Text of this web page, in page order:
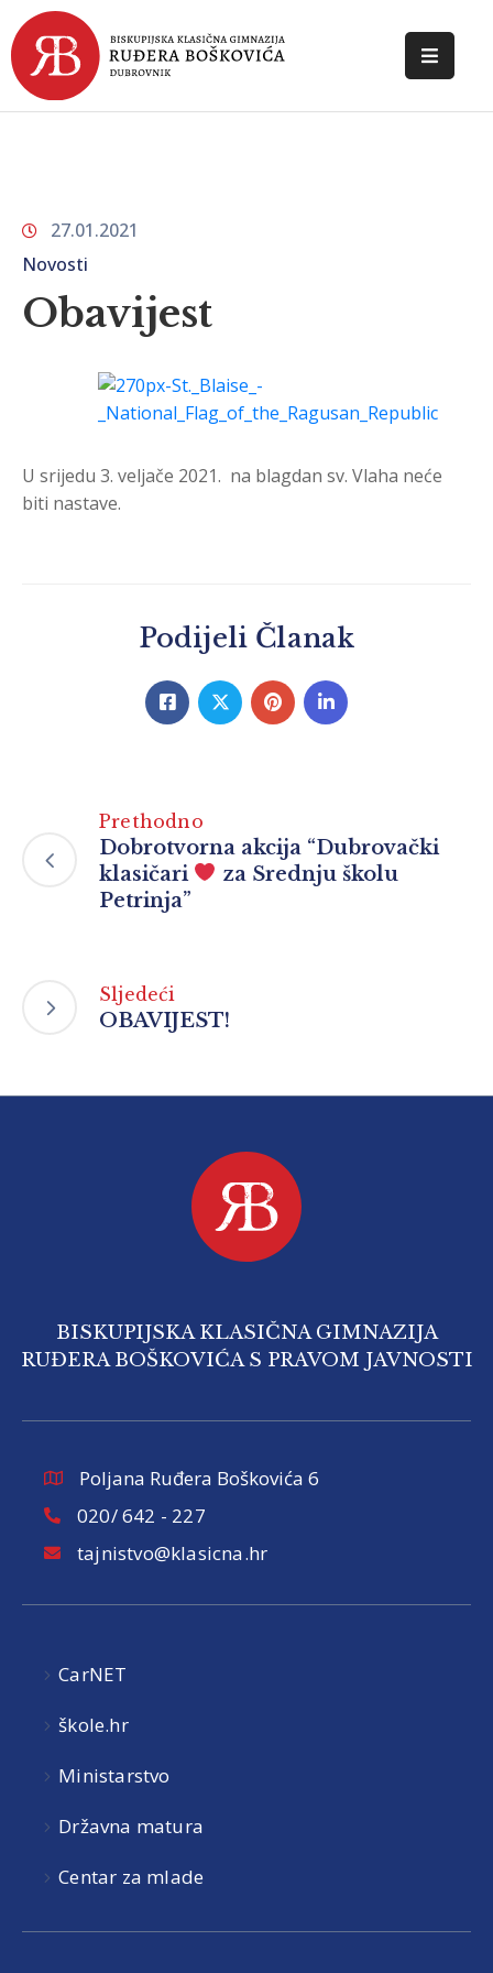
POČETNA
DOKUMENTI
KONTAKT
27.01.2021
Novosti
Obavijest
U srijedu 3. veljače 2021. na blagdan sv. Vlaha neće
biti nastave.
Podijeli Članak
Prethodno
Dobrotvorna akcija “Dubrovački
klasičari
za Srednju školu
Petrinja”
Sljedeći
OBAVIJEST!
BISKUPIJSKA KLASIČNA GIMNAZIJA
RUĐERA BOŠKOVIĆA S PRAVOM JAVNOSTI
Poljana Ruđera Boškovića 6
020/ 642 - 227
tajnistvo@klasicna.hr
CarNET
škole.hr
Ministarstvo
Državna matura
Centar za mlade